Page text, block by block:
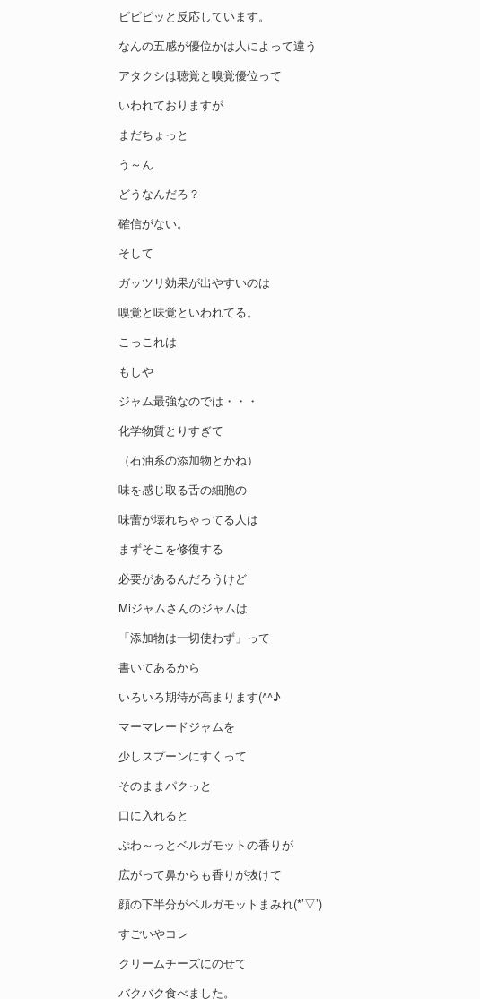
ピピピッと反応しています。
なんの五感が優位かは人によって違う
アタクシは聴覚と嗅覚優位って
いわれておりますが
まだちょっと
う～ん
どうなんだろ？
確信がない。
そして
ガッツリ効果が出やすいのは
嗅覚と味覚といわれてる。
こっこれは
もしや
ジャム最強なのでは・・・
化学物質とりすぎて
（石油系の添加物とかね）
味を感じ取る舌の細胞の
味蕾が壊れちゃってる人は
まずそこを修復する
必要があるんだろうけど
Miジャムさんのジャムは
「添加物は一切使わず」って
書いてあるから
いろいろ期待が高まります(^^♪
マーマレードジャムを
少しスプーンにすくって
そのままパクっと
口に入れると
ぷわ～っとベルガモットの香りが
広がって鼻からも香りが抜けて
顔の下半分がベルガモットまみれ(*’▽’)
すごいやコレ
クリームチーズにのせて
バクバク食べました。